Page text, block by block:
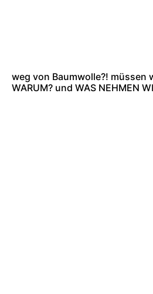
weg von Baumwolle?! müssen
WARUM? und WAS NEHMEN